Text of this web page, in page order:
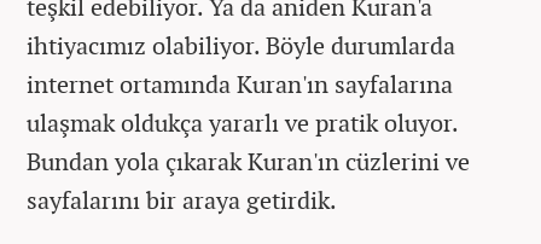
ihtiyacımız olabiliyor. Böyle durumlarda
internet ortamında Kuran'ın sayfalarına
ulaşmak oldukça yararlı ve pratik oluyor.
Bundan yola çıkarak Kuran'ın cüzlerini ve
sayfalarını bir araya getirdik.